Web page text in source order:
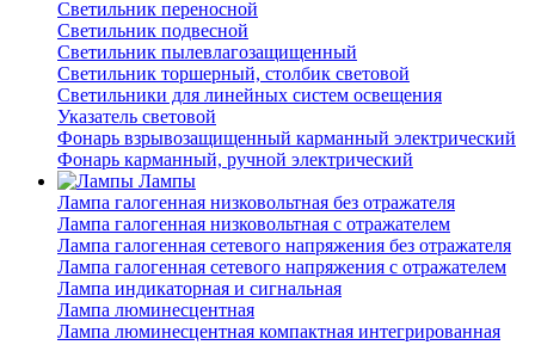
Светильник переносной
Светильник подвесной
Светильник пылевлагозащищенный
Светильник торшерный, столбик световой
Светильники для линейных систем освещения
Указатель световой
Фонарь взрывозащищенный карманный электрический
Фонарь карманный, ручной электрический
Лампы
Лампа галогенная низковольтная без отражателя
Лампа галогенная низковольтная с отражателем
Лампа галогенная сетевого напряжения без отражателя
Лампа галогенная сетевого напряжения с отражателем
Лампа индикаторная и сигнальная
Лампа люминесцентная
Лампа люминесцентная компактная интегрированная